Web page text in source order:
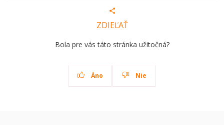
ZDIEĽAŤ
Bola pre vás táto stránka užitočná?
Áno Nie